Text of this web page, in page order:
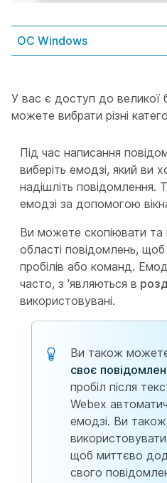
ОС Windows
У вас є доступ до великої
можете вибрати різні
Під час написання
виберіть емодзі, який ви
надішліть
емодзі за допомогою
Ви можете скопіювати та
області повідомлень,
пробілів або команд.
часто, з 'являються в
використовувані.
Ви також
своє
пробіл після
Webex
емодзі. Ви
щоб миттєво
свого